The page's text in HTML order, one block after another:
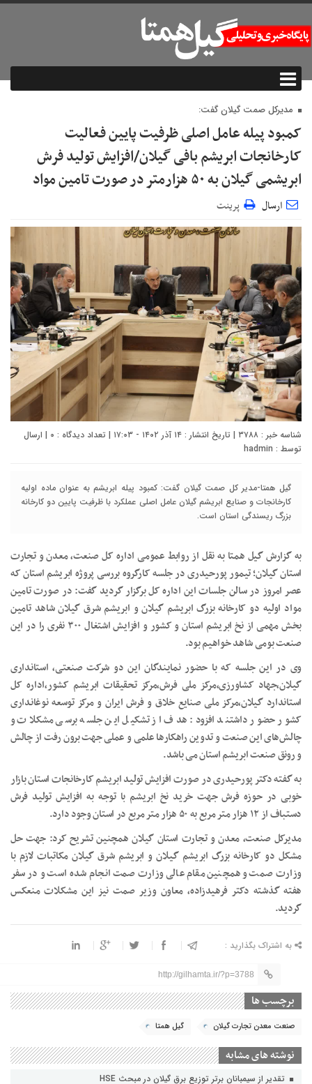
مدیرکل صمت گیلان گفت:
کمبود پیله عامل اصلی ظرفیت پایین فعالیت
کارخانجات ابریشم بافی گیلان/افزایش تولید فرش
ابریشمی گیلان به ۵۰ هزارمتر در صورت تامین مواد
ارسال پرینت
شناسه خبر : ۳۷۸۸ | تاریخ انتشار : ۱۴ آذر ۱۴۰۲ - ۱۷:۰۳ | تعداد دیدگاه : ۰ | ارسال
توسط : hadmin
گیل همتا-مدیر کل صمت گیلان گفت: کمبود پیله ابریشم به عنوان ماده اولیه
کارخانجات و صنایع ابریشم گیلان عامل اصلی عملکرد با ظرفیت پایین دو کارخانه
بزرگ ریسندگی استان است.
به گزارش گیل همتا به نقل از روابط عمومی اداره کل صنعت، معدن و تجارت
استان گیلان؛ تیمور پورحیدری در جلسه کارگروه بررسی پروژه ابریشم استان که
عصر امروز در سالن جلسات این اداره کل برگزار گردید گفت: در صورت تامین
مواد اولیه دو کارخانه بزرگ ابریشم گیلان و ابریشم شرق گیلان شاهد تامین
بخش مهمی از نخ ابریشم استان و کشور و افزایش اشتغال ۳۰۰ نفری را در این
صنعت بومی شاهد خواهیم بود.
وی در این جلسه که با حضور نمایندگان این دو شرکت صنعتی، استانداری
گیلان،جهاد کشاورزی،مرکز ملی فرش،مرکز تحقیقات ابریشم کشور،اداره کل
استاندارد گیلان،مرکز ملی صنایع خلاق و فرش ایران و مرکز توسعه نوغانداری
کشور حضور داشتند افزود: هدف از تشکیل این جلسه برسی مشکلات و
چالش‌های این صنعت و تدوین راهکارها علمی و عملی جهت برون رفت از چالش
و رونق صنعت ابریشم استان می باشد.
به گفته دکتر پورحیدری در صورت افزایش تولید ابریشم کارخانجات استان بازار
خوبی در حوزه فرش جهت خرید نخ ابریشم با توجه به افزایش تولید فرش
دستباف از ۱۲ هزار متر مربع به ۵۰ هزار متر مربع در استان وجود دارد.
مدیرکل صنعت، معدن و تجارت استان گیلان همچنین تشریح کرد: جهت حل
مشکل دو کارخانه بزرگ ابریشم گیلان و ابریشم شرق گیلان مکاتبات لازم با
وزارت صمت و همچنین مقام عالی وزارت صمت انجام شده است و در سفر
هفته گذشته دکتر فرهیدزاده، معاون وزیر صمت نیز این مشکلات منعکس
گردید.
به اشتراک بگذارید :
http://gilhamta.ir/?p=3788
برچسب ها
صنعت معدن تجارت گیلان گیل همتا
نوشته های مشابه
تقدیر از سیمبانان برتر توزیع برق گیلان در مبحث HSE